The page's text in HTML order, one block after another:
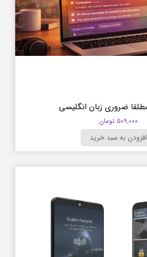
۵۰۹,۰۰۰ تومان
افزودن به سبد خرید